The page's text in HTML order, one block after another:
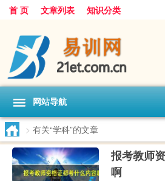
首 页 文章列表 知识分类
网站导航
> 有关“学科”的文章
报考教师
啊